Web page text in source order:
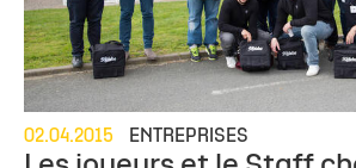
02.04.2015 ENTREPRISES